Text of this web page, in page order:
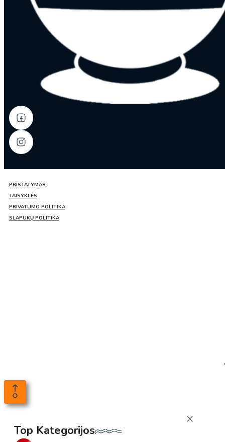
PRISTATYMAS
TAISYKLĖS
PRIVATUMO POLITIKA
SLAPUKŲ POLITIKA
Top Kategorijos